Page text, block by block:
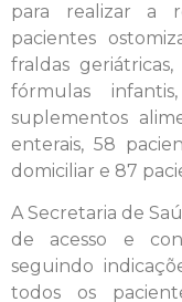
para realizar a
pacientes
fraldas
fórmulas
suplementos
enterais, 58
domiciliar e 87
A Secretaria de
de acesso e
seguindo
todos os